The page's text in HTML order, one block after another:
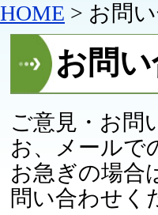
HOME > お問
お問
ご意見・お問
お、メールで
お急ぎの場合
問い合わせく